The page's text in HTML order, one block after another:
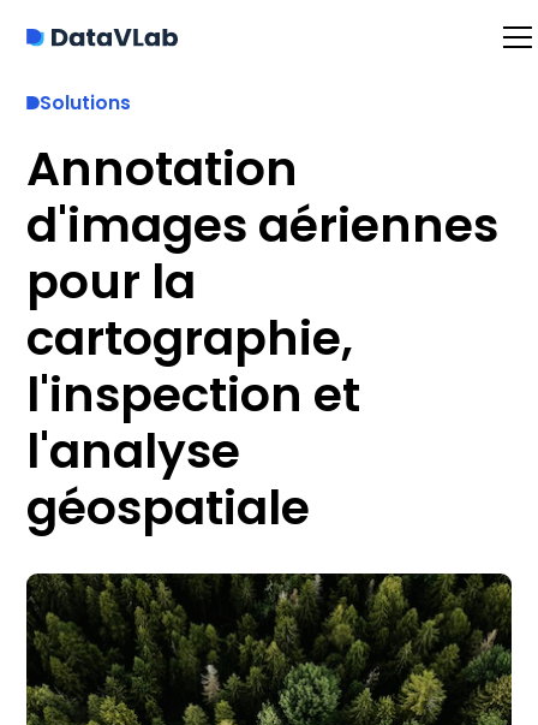
Solutions
Annotation
d'images aériennes
pour la
cartographie,
l'inspection et
l'analyse
géospatiale